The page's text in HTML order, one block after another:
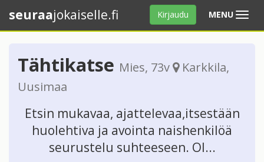
MENU Avaa
valikko
seuraajokaiselle.fi Kirjaudu
Tähtikatse Mies, 73v Karkkila,
Uusimaa
Etsin mukavaa, ajattelevaa,itsestään
huolehtiva ja avointa naishenkilöä
seurustelu suhteeseen. Ol...